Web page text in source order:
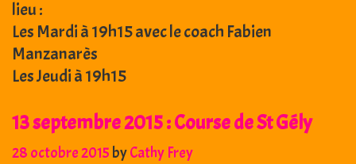
lieu :
Les Mardi à 19h15 avec le coach Fabien
Manzanarès
Les Jeudi à 19h15
13 septembre 2015 : Course de St Gély
28 octobre 2015 byCathy Frey